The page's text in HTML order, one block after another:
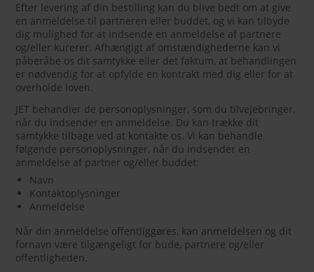
Efter levering af din bestilling kan du blive bedt om at give
en anmeldelse til partneren eller buddet, og vi kan tilbyde
dig mulighed for at indsende en anmeldelse af partnere
og/eller kurerer. Afhængigt af omstændighederne kan vi
påberåbe os dit samtykke eller det faktum, at behandlingen
er nødvendig for at opfylde en kontrakt med dig eller for at
overholde loven.
JET behandler de personoplysninger, som du tilvejebringer,
når du indsender en anmeldelse. Du kan trække dit
samtykke tilbage ved at kontakte os. Vi kan behandle
følgende personoplysninger, når du indsender en
anmeldelse af partner og/eller buddet:
Navn
Kontaktoplysninger
Anmeldelse
Når din anmeldelse offentliggøres, kan anmeldelsen og dit
fornavn være tilgængeligt for bude, partnere og/eller
offentligheden.